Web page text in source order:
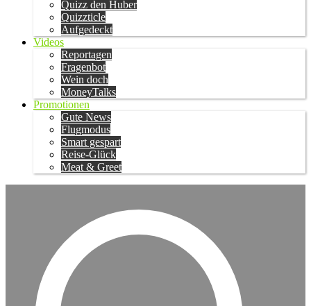
Quizz den Huber
Quizzticle
Aufgedeckt
Videos
Reportagen
Fragenbot
Wein doch
MoneyTalks
Promotionen
Gute News
Flugmodus
Smart gespart
Reise-Glück
Meat & Greet